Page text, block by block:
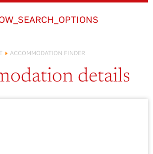
ACCOMMODATION FINDER
details